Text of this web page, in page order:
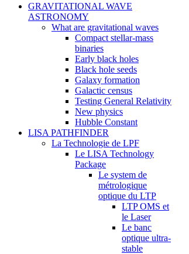
GRAVITATIONAL WAVE
ASTRONOMY
What are gravitational waves
Compact stellar-mass
binaries
Early black holes
Black hole seeds
Galaxy formation
Galactic census
Testing General Relativity
New physics
Hubble Constant
LISA PATHFINDER
La Technologie de LPF
Le LISA Technology
Package
Le system de
métrologique
optique du LTP
LTP OMS et
le Laser
Le banc
optique ultra-
stable